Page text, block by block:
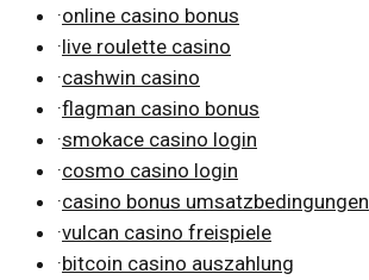
·online casino bonus
·live roulette casino
·cashwin casino
·flagman casino bonus
·smokace casino login
·cosmo casino login
·casino bonus umsatzbedingungen
·vulcan casino freispiele
·bitcoin casino auszahlung